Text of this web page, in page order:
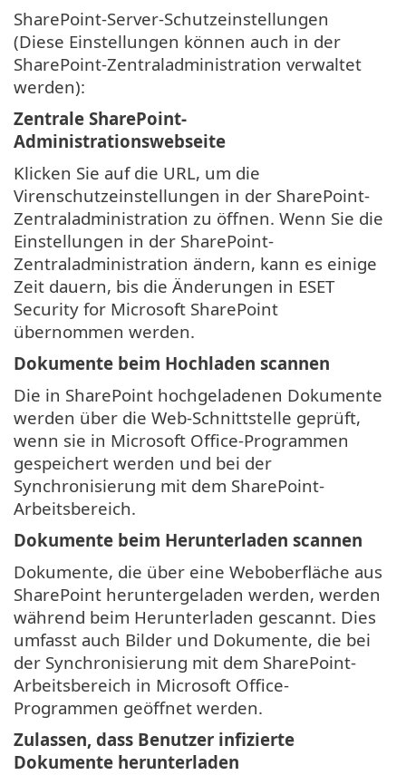
SharePoint-Server-Schutzeinstellungen
(Diese Einstellungen können auch in der
SharePoint-Zentraladministration verwaltet
werden):
Zentrale SharePoint-
Administrationswebseite
Klicken Sie auf die URL, um die
Virenschutzeinstellungen in der SharePoint-
Zentraladministration zu öffnen. Wenn Sie die
Einstellungen in der SharePoint-
Zentraladministration ändern, kann es einige
Zeit dauern, bis die Änderungen in ESET
Security for Microsoft SharePoint
übernommen werden.
Dokumente beim Hochladen scannen
Die in SharePoint hochgeladenen Dokumente
werden über die Web-Schnittstelle geprüft,
wenn sie in Microsoft Office-Programmen
gespeichert werden und bei der
Synchronisierung mit dem SharePoint-
Arbeitsbereich.
Dokumente beim Herunterladen scannen
Dokumente, die über eine Weboberfläche aus
SharePoint heruntergeladen werden, werden
während beim Herunterladen gescannt. Dies
umfasst auch Bilder und Dokumente, die bei
der Synchronisierung mit dem SharePoint-
Arbeitsbereich in Microsoft Office-
Programmen geöffnet werden.
Zulassen, dass Benutzer infizierte
Dokumente herunterladen